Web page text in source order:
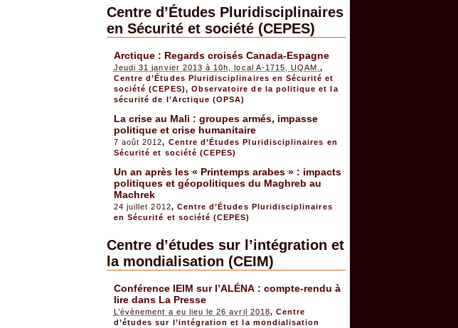
Centre d’Études Pluridisciplinaires
en Sécurité et société (CEPES)
Arctique : Regards croisés Canada-Espagne
Jeudi 31 janvier 2013 à 10h, local A-1715, UQAM.,
Centre d’Études Pluridisciplinaires en Sécurité et
société (CEPES), Observatoire de la politique et la
sécurité de l’Arctique (OPSA)
La crise au Mali : groupes armés, impasse
politique et crise humanitaire
7 août 2012, Centre d’Études Pluridisciplinaires en
Sécurité et société (CEPES)
Un an après les « Printemps arabes » : impacts
politiques et géopolitiques du Maghreb au
Machrek
24 juillet 2012, Centre d’Études Pluridisciplinaires
en Sécurité et société (CEPES)
Centre d’études sur l’intégration et
la mondialisation (CEIM)
Conférence IEIM sur l’ALÉNA : compte-rendu à
lire dans La Presse
L’évènement a eu lieu le 26 avril 2018,Centre
d’études sur l’intégration et la mondialisation